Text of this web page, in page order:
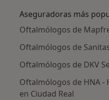
Aseguradoras más
Oftalmólogos de
Oftalmólogos de
Oftalmólogos de DKV
Oftalmólogos de HNA
en Ciudad Real